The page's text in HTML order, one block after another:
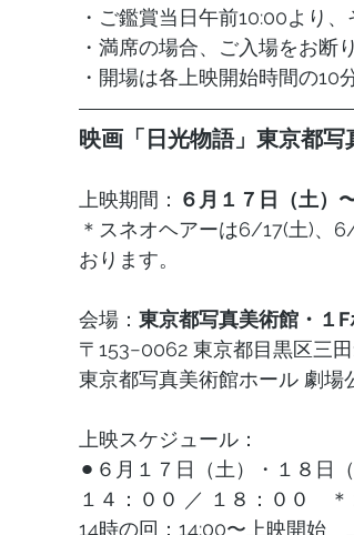
・ご鑑賞当日午前10:00より
・満席の場合、ご入場をお断
・開場は各上映開始時間の10
映画「日光物語」東京都
上映期間： ６月１７日（土）
＊スネオヘアーは6/17(土)、
おります。
​会場： 東京都写真美術館・１
〒153−0062 東京都目黒区三
東京都写真美術館ホール 劇
上映スケジュール：
⚫︎６月１７日（土）・１８日（
１４：００ ／ １８：００　
14時の回​：14:00〜上映開始